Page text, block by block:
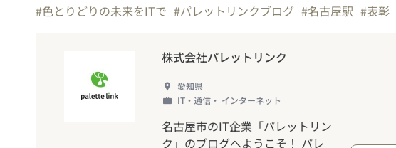
#色とりどりの未来をITで #パレットリンクブログ #名古屋駅 #表彰
株式会社パレットリンク
愛知県
IT・通信・ インターネット
名古屋市のIT企業「パレットリン
ク」のブログへようこそ！ パレ